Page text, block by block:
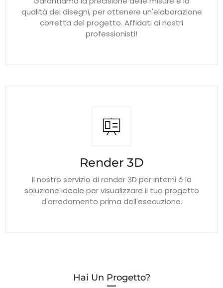
qualità dei disegni, per ottenere un'elaborazione
corretta del progetto. Affidati ai nostri
professionisti!
Render 3D
Il nostro servizio di render 3D per interni è la
soluzione ideale per visualizzare il tuo progetto
d'arredamento prima dell'esecuzione.
Hai Un Progetto?